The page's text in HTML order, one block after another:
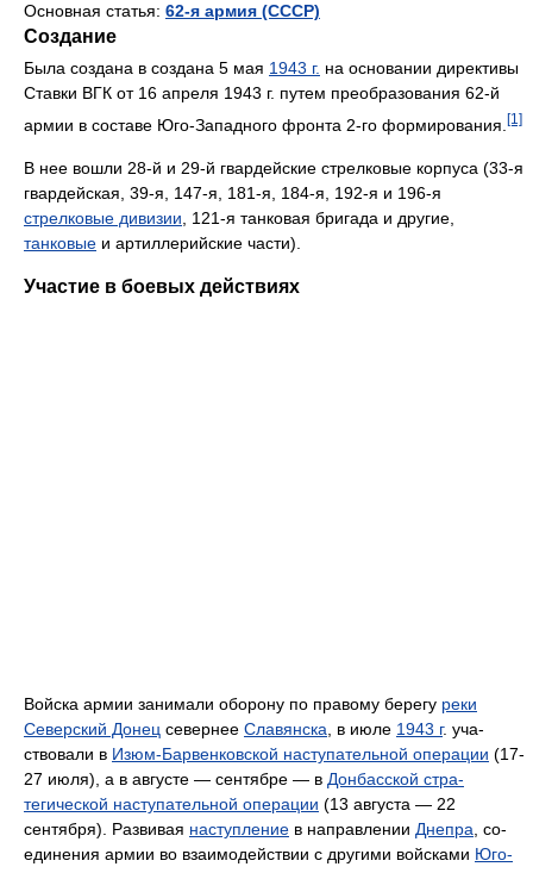
Основная статья: 62-я армия (СССР)
Создание
Была создана в создана 5 мая 1943 г. на основании директи­вы
Ставки ВГК от 16 апреля 1943 г. пу­тем преобразования 62-й
армии в соста­ве Юго-Западного фронта 2-го форми­рования. [1]
В нее вошли 28-й и 29-й гвардейские стрелковые корпуса (33-я
гвардейская, 39-я, 147-я, 181-я, 184-я, 192-я и 196-я
стрелковые дивизии , 121-я танковая бригада и другие,
танковые и артиллерийские части).
Участие в боевых действиях
Войска армии занимали оборону по правому берегу реки
Северский Донец севернее Славянска , в июле 1943 г. уча­
ствовали в Изюм-Барвенковской наступательной операции (17-
27 июля), а в августе — сентябре — в Донбасской стра­
тегической наступательной операции (13 августа — 22
сентября). Развивая наступление в направлении Днепра , со­
единения армии во взаимодействии с другими войсками Юго-